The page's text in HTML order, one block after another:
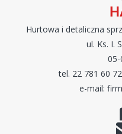
Hurtowa i detaliczna
ul. Ks. I.
05-
tel. 22 781 60
e-mail: